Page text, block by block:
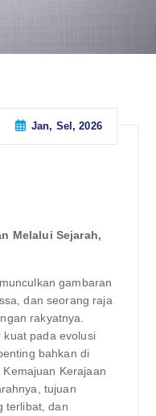
Jan, Sel, 2026
Melalui Sejarah,
gambaran
dan seorang raja
rakyatnya.
kuat pada evolusi
bahkan di
Kerajaan
tujuan
terlibat, dan